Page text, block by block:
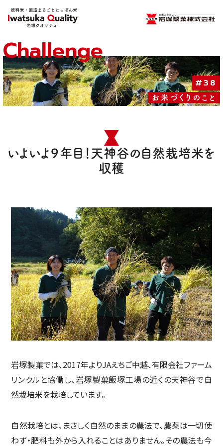
Challenge
#38
お米づくりのこと
いよいよ９年目！天神谷の自然栽培米を
収穫
岩塚製菓では、2017年よりJAえちご中越、有限会社ファーム
リンクルと協働し、岩塚製菓飯塚工場の近くの天神谷で自
然栽培米を栽培しています。
自然栽培とは、まさしく自然のままの農法で、農薬は一切使
わず・肥料も外から入れることはありません。その農法も今